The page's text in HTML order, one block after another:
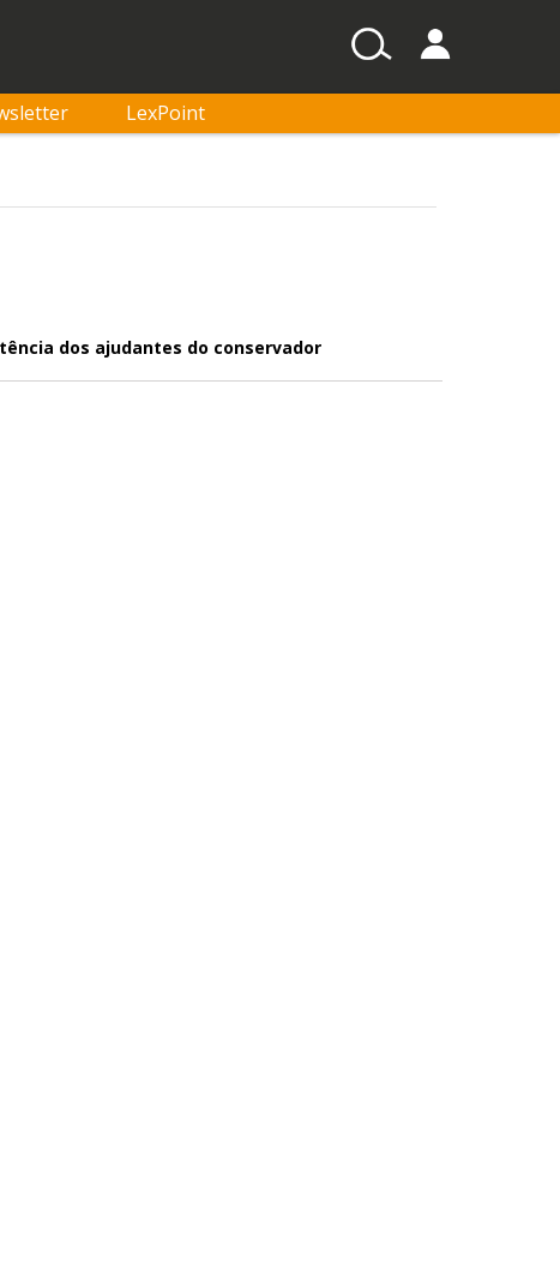
LexPoint
dos ajudantes do conservador